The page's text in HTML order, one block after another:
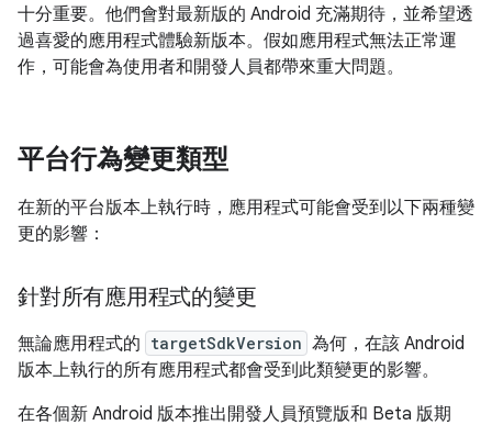
十分重要。他們會對最新版的 Android 充滿期待，並希望透
過喜愛的應用程式體驗新版本。假如應用程式無法正常運
作，可能會為使用者和開發人員都帶來重大問題。
平台行為變更類型
在新的平台版本上執行時，應用程式可能會受到以下兩種變
更的影響：
針對所有應用程式的變更
無論應用程式的 targetSdkVersion 為何，在該 Android
版本上執行的所有應用程式都會受到此類變更的影響。
在各個新 Android 版本推出開發人員預覽版和 Beta 版期